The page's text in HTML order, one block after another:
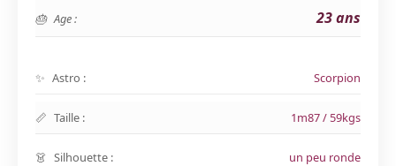
Age : 23 ans
Astro : Scorpion
Taille : 1m87 / 59kgs
Silhouette : un peu ronde